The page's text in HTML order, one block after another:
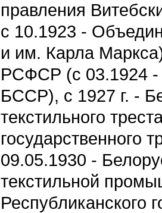
правления
с 10.1923 -
и им. Карла
РСФСР (с 03.1924 -
БССР), с 1927 г. -
текстильного
государственного
09.05.1930 -
текстильной
Республиканского